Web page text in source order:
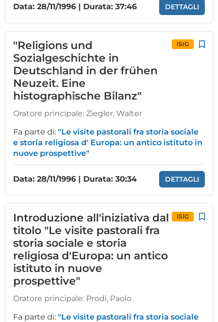
Data: 28/11/1996 | Durata: 37:46 DETTAGLI
"Religions und
Sozialgeschichte in
Deutschland in der frühen
Neuzeit. Eine
histographische Bilanz"
ISIG
Oratore principale: Ziegler, Walter
Fa parte di: "Le visite pastorali fra storia sociale
e storia religiosa d' Europa: un antico istituto in
nuove prospettive"
Data: 28/11/1996 | Durata: 30:34 DETTAGLI
Introduzione all'iniziativa dal
titolo "Le visite pastorali fra
storia sociale e storia
religiosa d'Europa: un antico
istituto in nuove
prospettive"
ISIG
Oratore principale: Prodi, Paolo
Fa parte di: "Le visite pastorali fra storia sociale